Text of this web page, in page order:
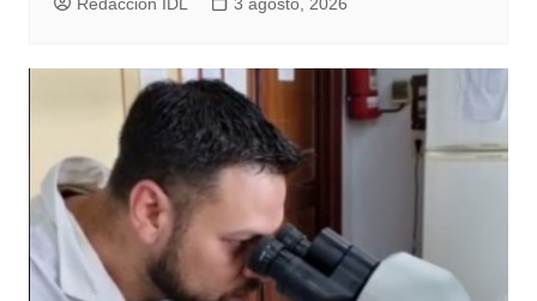
Redacción IDL 3 agosto, 2026